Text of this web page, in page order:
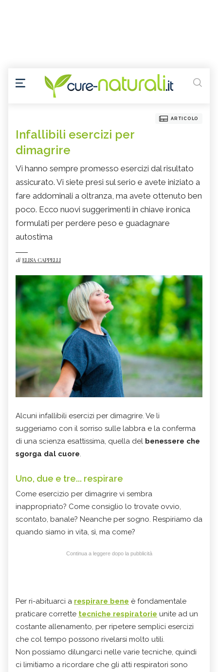
ARTICOLO
Infallibili esercizi per
dimagrire
Vi hanno sempre promesso esercizi dal risultato
assicurato. Vi siete presi sul serio e avete iniziato a
fare addominali a oltranza, ma avete ottenuto ben
poco. Ecco nuovi suggerimenti in chiave ironica
formulati per perdere peso e guadagnare
autostima
di ELISA CAPPELLI
Alcuni infallibili esercizi per dimagrire. Ve li
suggeriamo con il sorriso sulle labbra e la conferma
di una scienza esattissima, quella del benessere che
sgorga dal cuore.
Uno, due e tre... respirare
Come esercizio per dimagrire vi sembra
inappropriato? Come consiglio lo trovate ovvio,
scontato, banale? Neanche per sogno. Respiriamo da
quando siamo in vita, sì, ma come?
Continua a leggere dopo la pubblicità
Per ri-abituarci a respirare bene è fondamentale
praticare corrette tecniche respiratorie unite ad un
costante allenamento, per ripetere semplici esercizi
che col tempo possono rivelarsi molto utili.
Non possiamo dilungarci nelle varie tecniche, quindi
ci limitiamo a ricordare che gli atti respiratori sono